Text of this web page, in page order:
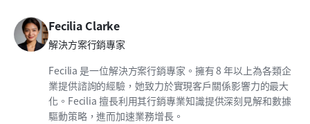
Fecilia Clarke
解決方案行銷專家
Fecilia 是一位解決方案行銷專家。擁有 8 年以上為各類企
業提供諮詢的經驗，她致力於實現客戶關係影響力的最大
化。Fecilia 擅長利用其行銷專業知識提供深刻見解和數據
驅動策略，進而加速業務增長。